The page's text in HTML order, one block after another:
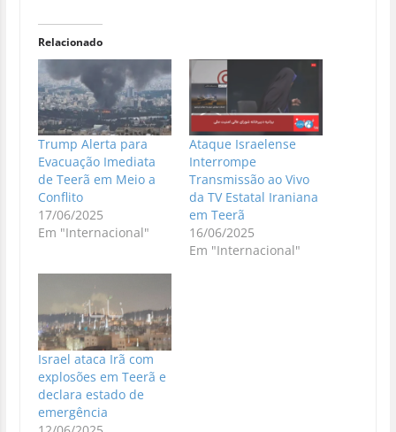
Relacionado
Trump Alerta para
Evacuação Imediata
de Teerã em Meio a
Conflito
17/06/2025
Em "Internacional"
Ataque Israelense
Interrompe
Transmissão ao Vivo
da TV Estatal Iraniana
em Teerã
16/06/2025
Em "Internacional"
Israel ataca Irã com
explosões em Teerã e
declara estado de
emergência